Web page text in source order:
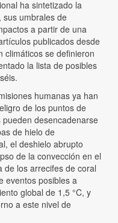
ha sintetizado la
sus umbrales de
a partir de una
publicados desde
climáticos se definieron
la lista de posibles
humanas ya han
de los puntos de
desencadenarse
de hielo de
el deshielo abrupto
de la convección en el
de los arrecifes de coral
eventos posibles a
global de 1,5 °C, y
a este nivel de